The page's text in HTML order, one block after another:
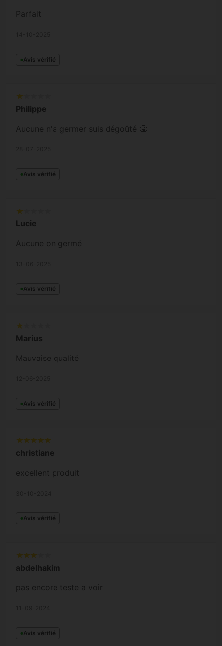
Parfait
Avis vérifié
Philippe
Aucune n'a germer suis dégoûté 🤮
Avis vérifié
Lucie
Aucune on germé
Avis vérifié
Marius
Mauvaise qualité
Avis vérifié
christiane
excellent produit
Avis vérifié
abdelhakim
pas encore teste a voir
Avis vérifié